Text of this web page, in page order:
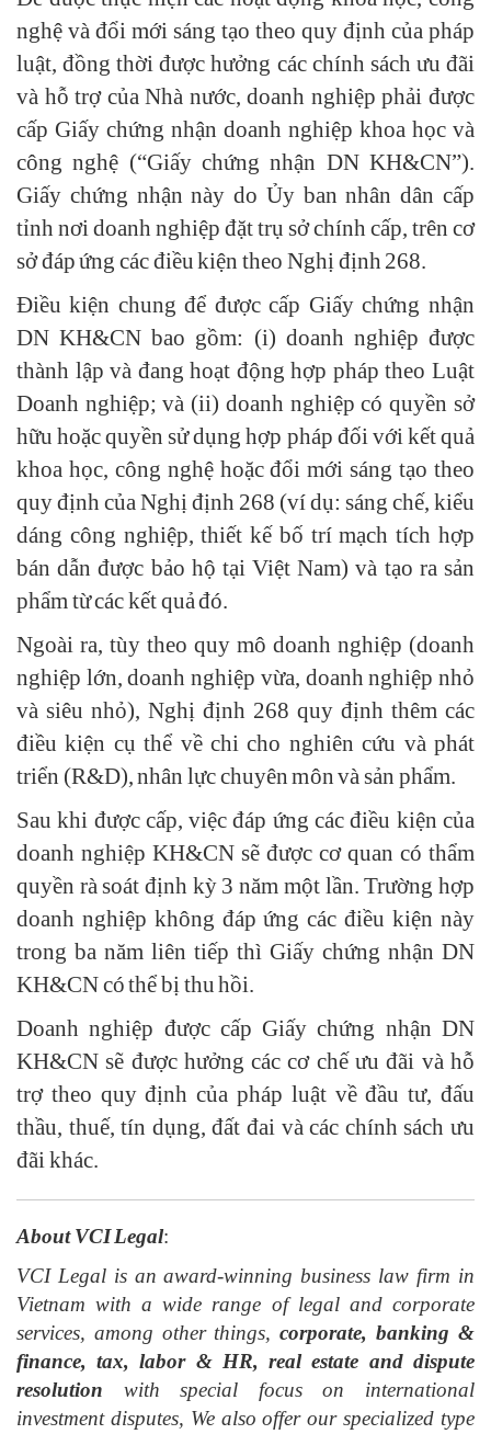
nghệ và đổi mới sáng tạo theo quy định của pháp
luật, đồng thời được hưởng các chính sách ưu đãi
và hỗ trợ của Nhà nước, doanh nghiệp phải được
cấp Giấy chứng nhận doanh nghiệp khoa học và
công nghệ (“Giấy chứng nhận DN KH&CN”).
Giấy chứng nhận này do Ủy ban nhân dân cấp
tỉnh nơi doanh nghiệp đặt trụ sở chính cấp, trên cơ
sở đáp ứng các điều kiện theo Nghị định 268.
Điều kiện chung để được cấp Giấy chứng nhận
DN KH&CN bao gồm: (i) doanh nghiệp được
thành lập và đang hoạt động hợp pháp theo Luật
Doanh nghiệp; và (ii) doanh nghiệp có quyền sở
hữu hoặc quyền sử dụng hợp pháp đối với kết quả
khoa học, công nghệ hoặc đổi mới sáng tạo theo
quy định của Nghị định 268 (ví dụ: sáng chế, kiểu
dáng công nghiệp, thiết kế bố trí mạch tích hợp
bán dẫn được bảo hộ tại Việt Nam) và tạo ra sản
phẩm từ các kết quả đó.
Ngoài ra, tùy theo quy mô doanh nghiệp (doanh
nghiệp lớn, doanh nghiệp vừa, doanh nghiệp nhỏ
và siêu nhỏ), Nghị định 268 quy định thêm các
điều kiện cụ thể về chi cho nghiên cứu và phát
triển (R&D), nhân lực chuyên môn và sản phẩm.
Sau khi được cấp, việc đáp ứng các điều kiện của
doanh nghiệp KH&CN sẽ được cơ quan có thẩm
quyền rà soát định kỳ 3 năm một lần. Trường hợp
doanh nghiệp không đáp ứng các điều kiện này
trong ba năm liên tiếp thì Giấy chứng nhận DN
KH&CN có thể bị thu hồi.
Doanh nghiệp được cấp Giấy chứng nhận DN
KH&CN sẽ được hưởng các cơ chế ưu đãi và hỗ
trợ theo quy định của pháp luật về đầu tư, đấu
thầu, thuế, tín dụng, đất đai và các chính sách ưu
đãi khác.
About VCI Legal:
VCI Legal is an award-winning business law firm in
Vietnam with a wide range of legal and corporate
services, among other things,corporate, banking &
finance, tax, labor & HR, real estate and dispute
resolution with special focus on international
investment disputes, We also offer our specialized type